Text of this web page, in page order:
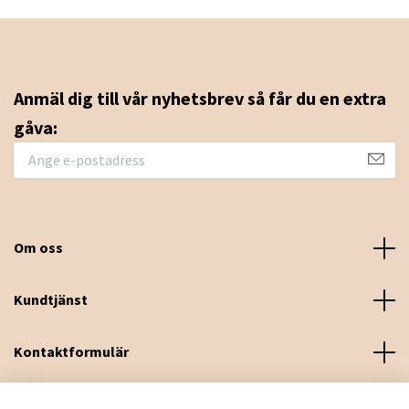
Anmäl dig till vår nyhetsbrev så får du en extra
gåva:
Om oss
Kundtjänst
Kontaktformulär